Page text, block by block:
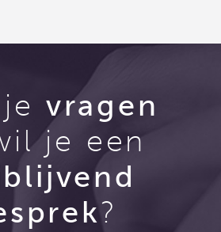
vragen
je een
?